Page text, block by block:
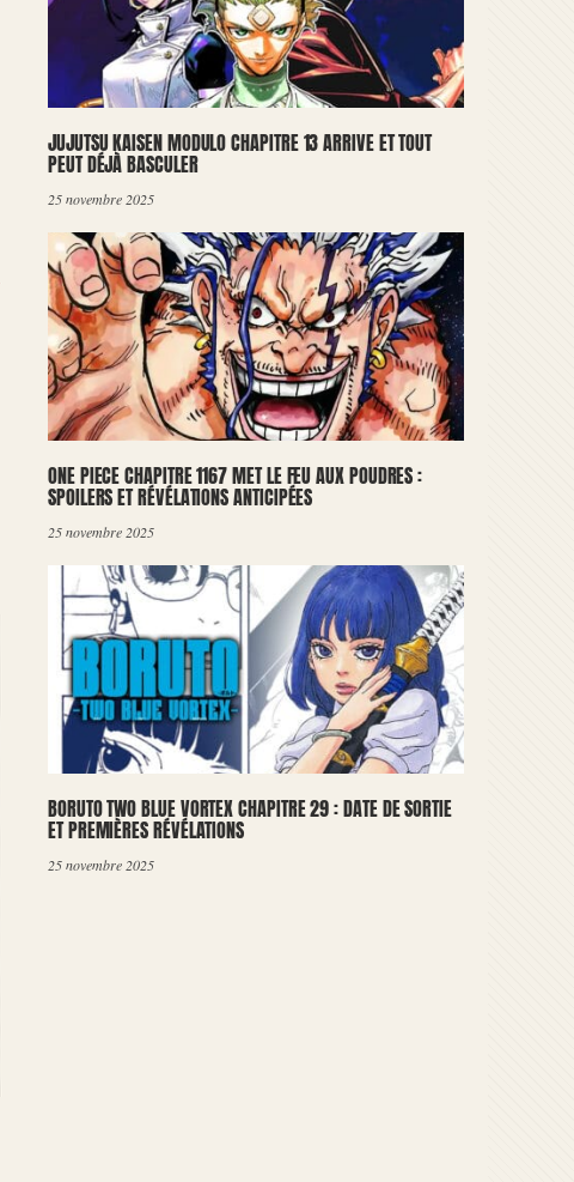
JUJUTSU KAISEN MODULO CHAPITRE 13 ARRIVE ET TOUT
PEUT DÉJÀ BASCULER
25 novembre 2025
ONE PIECE CHAPITRE 1167 MET LE FEU AUX POUDRES :
SPOILERS ET RÉVÉLATIONS ANTICIPÉES
25 novembre 2025
BORUTO TWO BLUE VORTEX CHAPITRE 29 : DATE DE SORTIE
ET PREMIÈRES RÉVÉLATIONS
25 novembre 2025